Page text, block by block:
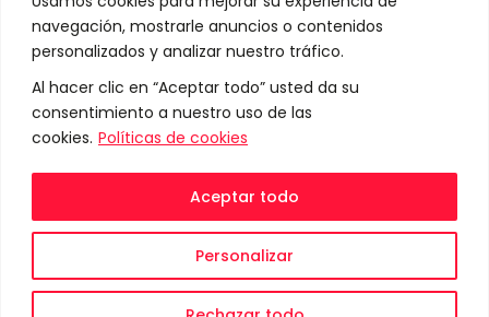
navegación, mostrarle anuncios o contenidos
personalizados y analizar nuestro tráfico.
Al hacer clic en “Aceptar todo” usted da su
consentimiento a nuestro uso de las
cookies. Políticas de cookies
Personalizar
Aceptar todo
Date: 01/28/2023
Tags: ID1-AA Lanyards IDLAB
Share:
Prev Next